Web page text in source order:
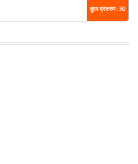
कुल प्रकरण : 30